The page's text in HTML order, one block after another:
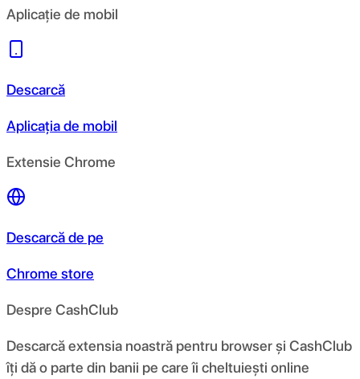
Aplicație de mobil
Descarcă
Aplicația de mobil
Extensie Chrome
Descarcă de pe
Chrome store
Despre CashClub
Descarcă extensia noastră pentru browser și CashClub
îți dă o parte din banii pe care îi cheltuiești online